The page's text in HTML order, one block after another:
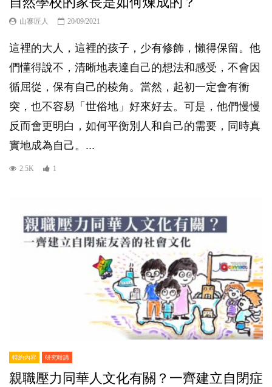
山寨匠人 20/09/2021
這裡的大人，這裡的孩子，少有修飾，懶得保留。他
們懂得說不，清晰地表達自己的想法和感受，不會因
循屈從，保有自己的棱角。當然，起初一定會有衝
突，也不容易「世俗地」好來好去。可是，他們慢慢
反而會更明白，如何平衡別人和自己的需要，同時真
實地成為自己。...
2.5K 1
特約內容 研究咁講
親職壓力同華人文化有關？一齊建立自閉症